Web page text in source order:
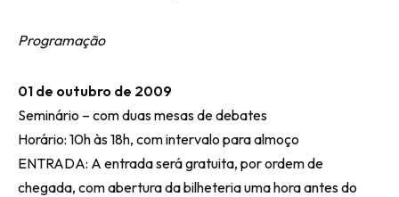
Programação
01 de outubro de 2009
Seminário – com duas mesas de debates
Horário: 10h às 18h, com intervalo para almoço
ENTRADA: A entrada será gratuita, por ordem de
chegada, com abertura da bilheteria uma hora antes do